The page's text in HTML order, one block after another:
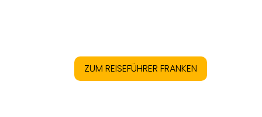
ZUM REISEFÜHRER FRANKEN